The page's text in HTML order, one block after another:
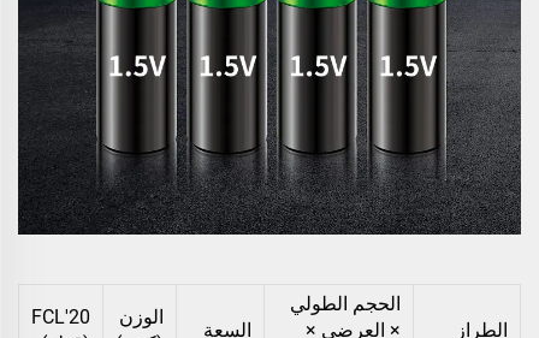
الطراز
الحجم الطولي
× العرضي ×
السعة
الوزن
20'FCL